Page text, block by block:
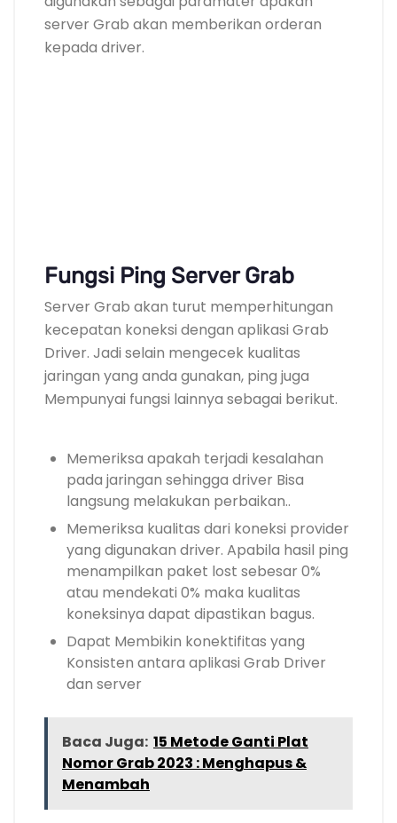
server Grab akan memberikan orderan
kepada driver.
Fungsi Ping Server Grab
Server Grab akan turut memperhitungan
kecepatan koneksi dengan aplikasi Grab
Driver. Jadi selain mengecek kualitas
jaringan yang anda gunakan, ping juga
Mempunyai fungsi lainnya sebagai berikut.
Memeriksa apakah terjadi kesalahan
pada jaringan sehingga driver Bisa
langsung melakukan perbaikan..
Memeriksa kualitas dari koneksi provider
yang digunakan driver. Apabila hasil ping
menampilkan paket lost sebesar 0%
atau mendekati 0% maka kualitas
koneksinya dapat dipastikan bagus.
Dapat Membikin konektifitas yang
Konsisten antara aplikasi Grab Driver
dan server
Baca Juga: 15 Metode Ganti Plat
Nomor Grab 2023 : Menghapus &
Menambah